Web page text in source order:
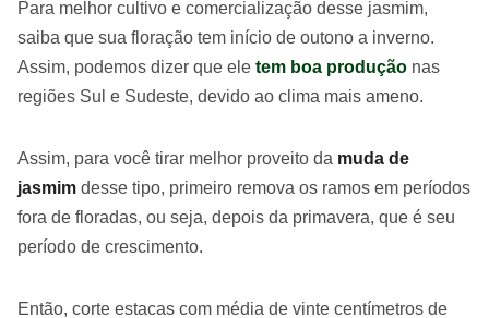
Para melhor cultivo e comercialização desse jasmim,
saiba que sua floração tem início de outono a inverno.
Assim, podemos dizer que ele tem boa produção nas
regiões Sul e Sudeste, devido ao clima mais ameno.
Assim, para você tirar melhor proveito da muda de
jasmim desse tipo, primeiro remova os ramos em períodos
fora de floradas, ou seja, depois da primavera, que é seu
período de crescimento.
Então, corte estacas com média de vinte centímetros de